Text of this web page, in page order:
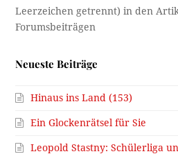
Neueste Beiträge
Hinaus ins Land (153)
Ein Glockenrätsel für Sie
Leopold Stastny: Schülerliga